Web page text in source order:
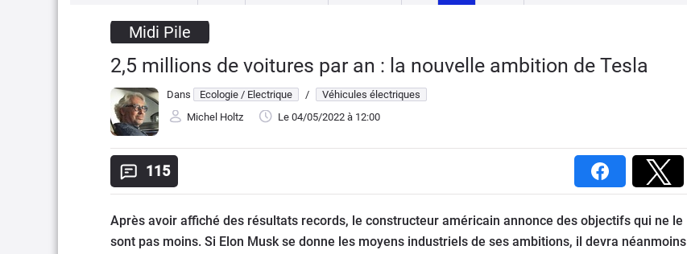
Midi Pile
2,5 millions de voitures par an : la nouvelle ambition de Tesla
Dans Ecologie / Electrique /
Véhicules électriques
Michel Holtz
Le 04/05/2022 à 12:00
115
Après avoir affiché des résultats records, le constructeur américain annonce des objectifs qui ne le
sont pas moins. Si Elon Musk se donne les moyens industriels de ses ambitions, il devra néanmoins